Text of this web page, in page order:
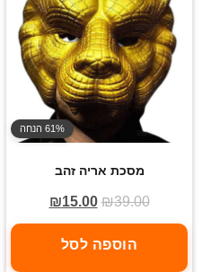
61% הנחה
מסכת אריה זהב
₪39.00
₪15.00
הוספה לסל